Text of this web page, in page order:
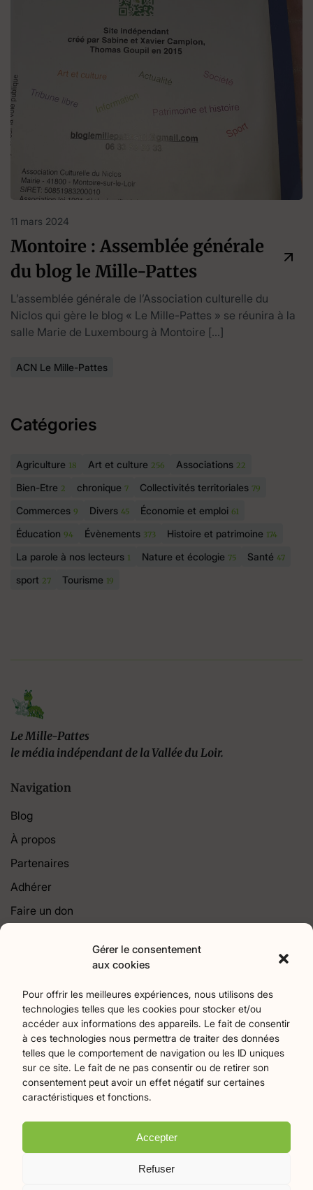
Gérer le consentement
aux cookies
Pour offrir les meilleures expériences, nous utilisons des
technologies telles que les cookies pour stocker et/ou
accéder aux informations des appareils. Le fait de consentir
à ces technologies nous permettra de traiter des données
telles que le comportement de navigation ou les ID uniques
sur ce site. Le fait de ne pas consentir ou de retirer son
consentement peut avoir un effet négatif sur certaines
caractéristiques et fonctions.
Accepter
Refuser
11 mars 2024
Montoire : Assemblée générale
du blog le Mille-Pattes
L’assemblée générale de l’Association culturelle du
Niclos qui gère le blog « Le Mille-Pattes » se réunira à la
salle Marie de Luxembourg à Montoire […]
ACN Le Mille-Pattes
Catégories
Agriculture 18 Art et culture 256 Associations 22
Bien-Etre 2 chronique 7 Collectivités territoriales 79
Commerces 9 Divers 45 Économie et emploi 61
Éducation 94 Évènements 373 Histoire et patrimoine 174
La parole à nos lecteurs 1 Nature et écologie 75 Santé 47
sport 27 Tourisme 19
Le Mille-Pattes
le média indépendant de la Vallée du Loir.
Navigation
Blog
À propos
Partenaires
Adhérer
Faire un don
Agriculture 18 Art et culture256 Associations22
Bien-Etre chronique Collectivités territoriales
Commerces9 Divers45 Économie et emploi61
Éducation94 Évènements 373 Histoire et patrimoine174
La parole à nos lecteurs1 Nature et écologie75 Santé
sport Tourisme 19
Mentions légales